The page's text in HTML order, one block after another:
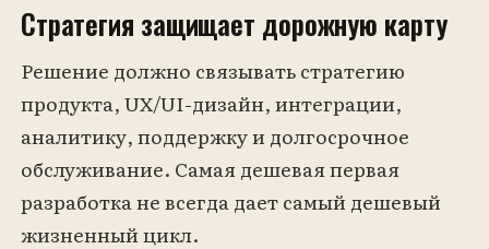
Стратегия защищает дорожную карту
Решение должно связывать стратегию
продукта, UX/UI-дизайн, интеграции,
аналитику, поддержку и долгосрочное
обслуживание. Самая дешевая первая
разработка не всегда дает самый дешевый
жизненный цикл.